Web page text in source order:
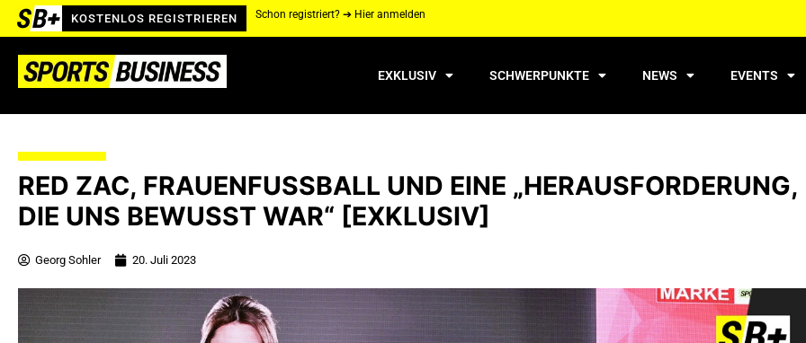
KOSTENLOS REGISTRIEREN Schon registriert? ➔ Hier anmelden
EXKLUSIV SCHWERPUNKTE NEWS EVENTS
RED ZAC, FRAUENFUSSBALL UND EINE „HERAUSFORDERUNG, D
IE UNS BEWUSST WAR“ [EXKLUSIV]
Georg Sohler 20. Juli 2023